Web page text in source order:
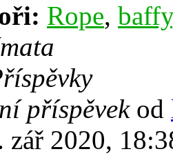
Rope, baffy
příspěvekod
zář 2020,